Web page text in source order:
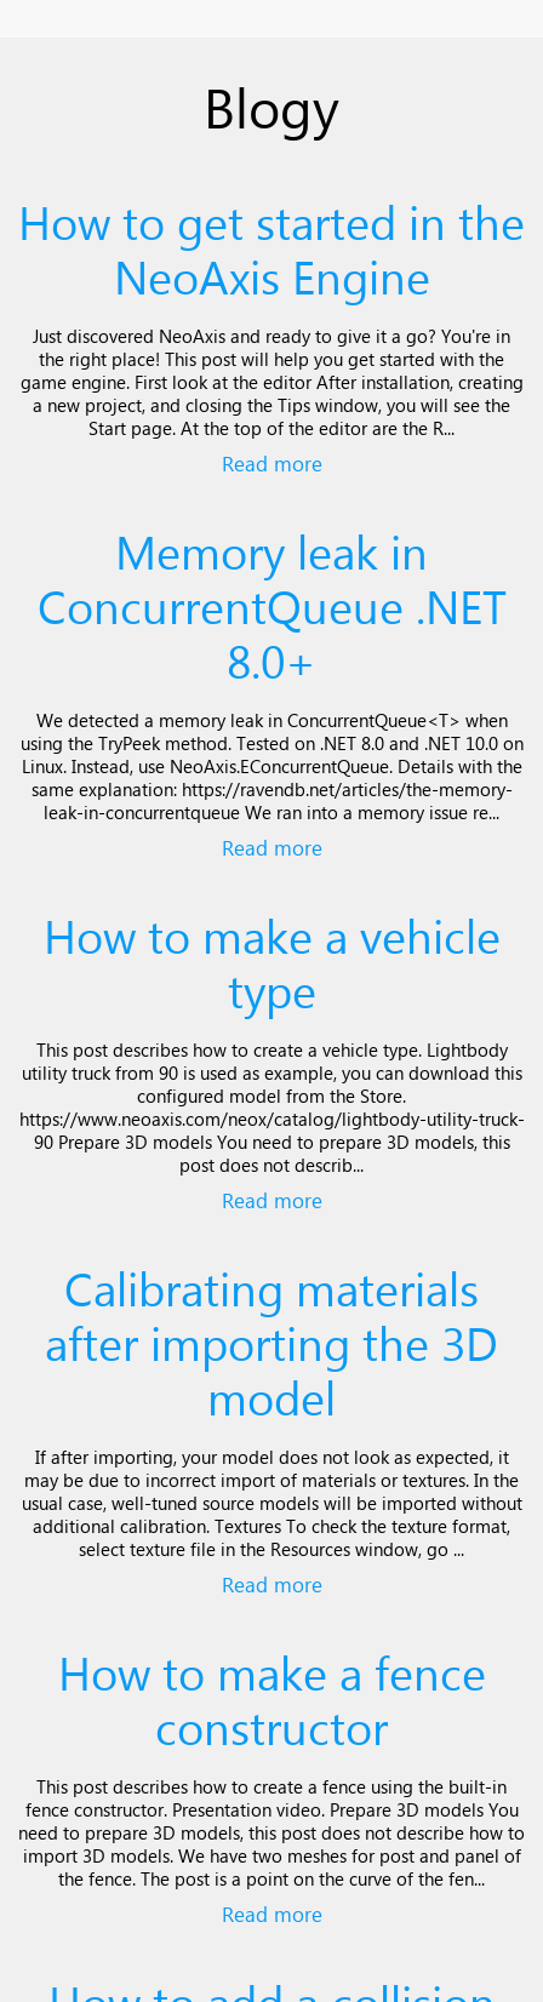
Blogy
How to get started in the
NeoAxis Engine
Just discovered NeoAxis and ready to give it a go? You're in
the right place! This post will help you get started with the
game engine. First look at the editor After installation, creating
a new project, and closing the Tips window, you will see the
Start page. At the top of the editor are the R...
Read more
Memory leak in
ConcurrentQueue .NET
8.0+
We detected a memory leak in ConcurrentQueue<T> when
using the TryPeek method. Tested on .NET 8.0 and .NET 10.0 on
Linux. Instead, use NeoAxis.EConcurrentQueue. Details with the
same explanation: https://ravendb.net/articles/the-memory-
leak-in-concurrentqueue We ran into a memory issue re...
Read more
How to make a vehicle
type
This post describes how to create a vehicle type. Lightbody
utility truck from 90 is used as example, you can download this
configured model from the Store.
https://www.neoaxis.com/neox/catalog/lightbody-utility-truck-
90 Prepare 3D models You need to prepare 3D models, this
post does not describ...
Read more
Calibrating materials
after importing the 3D
model
If after importing, your model does not look as expected, it
may be due to incorrect import of materials or textures. In the
usual case, well-tuned source models will be imported without
additional calibration. Textures To check the texture format,
select texture file in the Resources window, go ...
Read more
How to make a fence
constructor
This post describes how to create a fence using the built-in
fence constructor. Presentation video. Prepare 3D models You
need to prepare 3D models, this post does not describe how to
import 3D models. We have two meshes for post and panel of
the fence. The post is a point on the curve of the fen...
Read more